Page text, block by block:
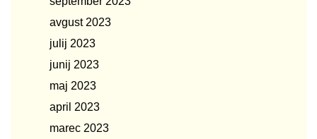
avgust 2023
julij 2023
junij 2023
maj 2023
april 2023
marec 2023